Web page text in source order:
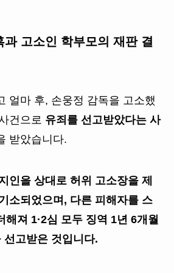
과 고소인 학부모의 재판 결
얼마 후, 손웅정 감독을 고소했
건으로 유죄를 선고받았다는 사
받았습니다.
인을 상대로 허위 고소장을 제
소되었으며, 다른 피해자를 스
해져 1·2심 모두 징역 1년 6개월
선고받은 것입니다.